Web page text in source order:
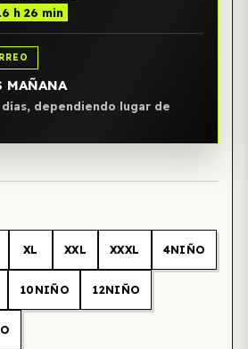
h 26 min
MAÑANA
dependiendo lugar de
XL XXL XXXL 4NIÑO
10NIÑO 12NIÑO